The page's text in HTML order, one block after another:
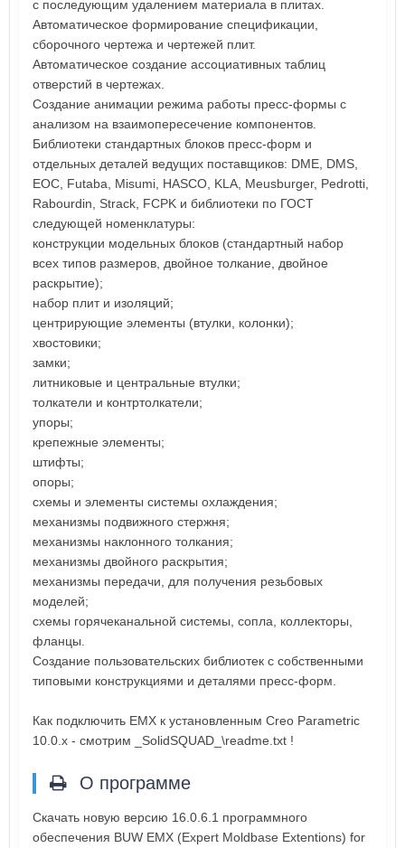
с последующим удалением материала в плитах.
Автоматическое формирование спецификации,
сборочного чертежа и чертежей плит.
Автоматическое создание ассоциативных таблиц
отверстий в чертежах.
Создание анимации режима работы пресс-формы с
анализом на взаимопересечение компонентов.
Библиотеки стандартных блоков пресс-форм и
отдельных деталей ведущих поставщиков: DME, DMS,
EOC, Futaba, Misumi, HASCO, KLA, Meusburger, Pedrotti,
Rabourdin, Strack, FCPK и библиотеки по ГОСТ
следующей номенклатуры:
конструкции модельных блоков (стандартный набор
всех типов размеров, двойное толкание, двойное
раскрытие);
набор плит и изоляций;
центрирующие элементы (втулки, колонки);
хвостовики;
замки;
литниковые и центральные втулки;
толкатели и контртолкатели;
упоры;
крепежные элементы;
штифты;
опоры;
схемы и элементы системы охлаждения;
механизмы подвижного стержня;
механизмы наклонного толкания;
механизмы двойного раскрытия;
механизмы передачи, для получения резьбовых
моделей;
схемы горячеканальной системы, сопла, коллекторы,
фланцы.
Создание пользовательских библиотек с собственными
типовыми конструкциями и деталями пресс-форм.
Как подключить EMX к установленным Creo Parametric
10.0.x - cмотрим _SolidSQUAD_\readme.txt !
О программе
Скачать новую версию 16.0.6.1 программного
обеспечения BUW EMX (Expert Moldbase Extentions) for